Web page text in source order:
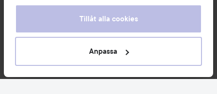
information som du har tillhandahållit eller som de har
våra cookies vid fortsatt användande av vår webbplats.
För information om hur du kan ändra inställningarna för
Tillåt alla cookies
Anpassa